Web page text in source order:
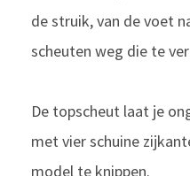
de struik, van de voet
scheuten weg die te
De topscheut laat je
met vier schuine
model te knippen.